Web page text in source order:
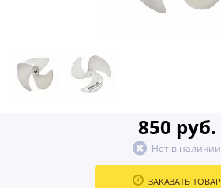
850 руб.
Нет в наличии
ЗАКАЗАТЬ ТОВАР